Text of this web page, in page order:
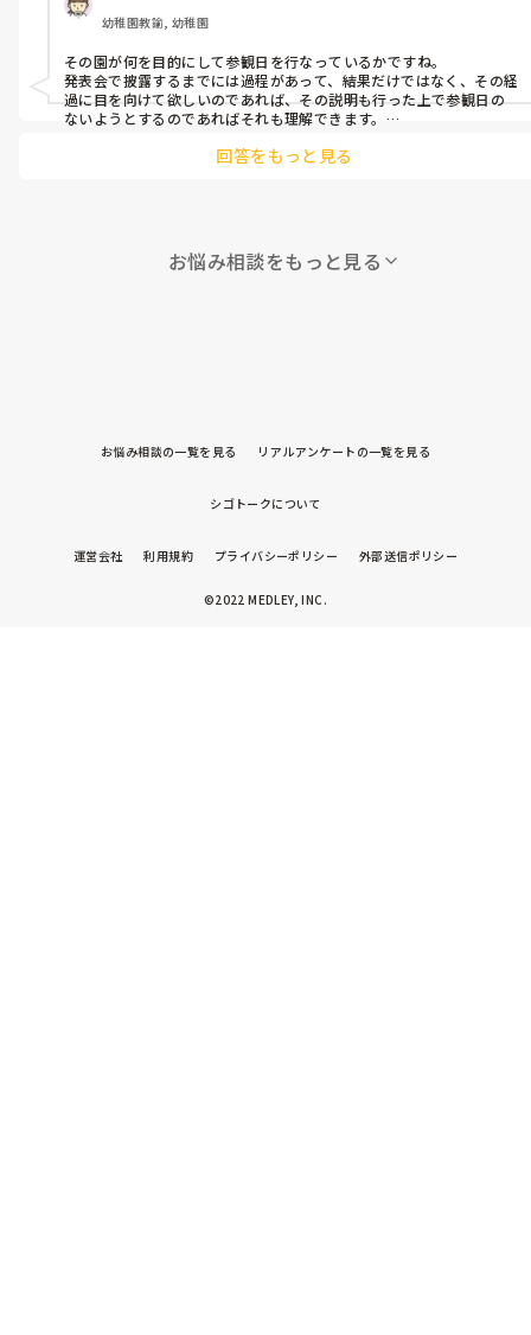
だけの話じゃないですか。
結局、保育を見る機会もなく年長まできて、なんか先生達は保育
に自信ないんかな〜とか思ってしまいました。
そんなこと思う親、自分だけですかね。。
幼稚園教諭, 幼稚園
その園が何を目的にして参観日を行なっているかですね。
発表会で披露するまでには過程があって、結果だけではなく、その経
過に目を向けて欲しいのであれば、その説明も行った上で参観日の
ないようとするのであればそれも理解できます。
ういった参観日も設定するべきでしょうね。
参観日をしとけばいいという、安易な気持ちで計画したのであれ
回答をもっと見る
お悩み相談をもっと見る
お悩み相談の一覧を見る リアルアンケートの一覧を見る
シゴトークについて
運営会社 利用規約 プライバシーポリシー 外部送信ポリシー
©2022 MEDLEY, INC.